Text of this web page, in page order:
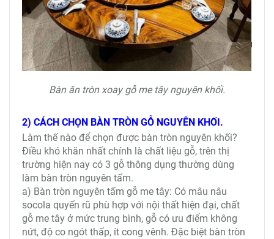
Bàn ăn tròn xoay gỗ me tây nguyên khối.
2) CÁCH CHỌN BÀN TRÒN GỖ NGUYÊN KHỐI.
Làm thế nào để chọn được bàn tròn nguyên khối?
Điều khó khăn nhất chính là chất liệu gỗ, trên thị
trường hiện nay có 3 gỗ thông dụng thường dùng
làm bàn tròn nguyên tấm.
a) Bàn tròn nguyên tấm gỗ me tây: Có mâu nâu
socola quyến rũ phù hợp với nội thất hiện đại, chất
gỗ me tây ở mức trung bình, gỗ có ưu điểm không
nứt, độ co ngót thấp, ít cong vênh. Đặc biệt bàn tròn